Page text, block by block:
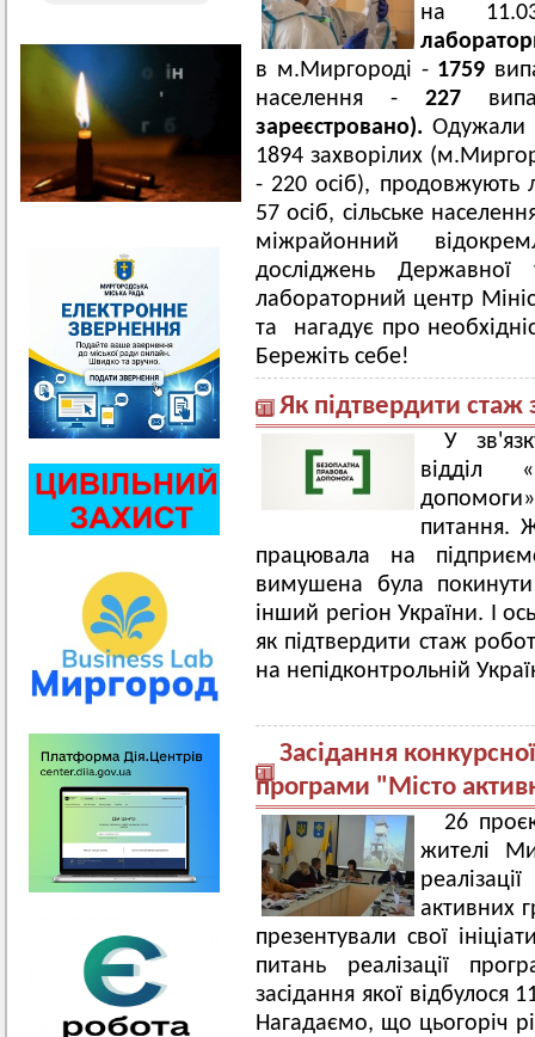
на
в м.Миргороді - 1759
населення -227
зареєстровано). Одужали
1894 захворілих
- 220 осіб), продовжують
57 осіб, сільське
міжрайонний
досліджень Державної
лабораторний центр
та нагадує про
Бережіть себе!
Як підтвердити стаж
У
відділ
питання.
працювала на
вимушена була
інший регіон України. І
як підтвердити стаж
на непідконтрольній
Засідання
програми "Місто
26
жителі
активних
презентували свої
питань реалізації
засідання якої відбулося
Нагадаємо, що цьогоріч